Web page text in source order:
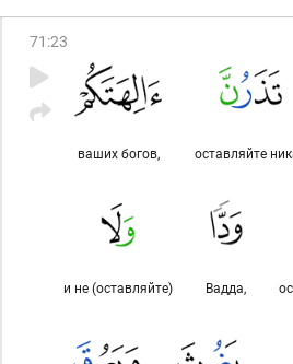
71 :23
оставляйте
ваших богов,
Вадда,
и не (оставляйте)